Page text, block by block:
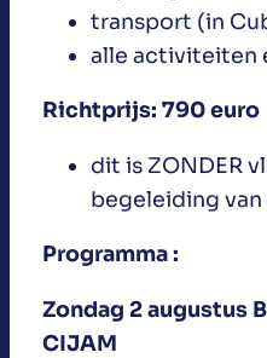
transport (in
alle activiteiten
Richtprijs: 790 euro
dit is ZONDER
begeleiding
Programma :
Zondag 2 augustus
CIJAM